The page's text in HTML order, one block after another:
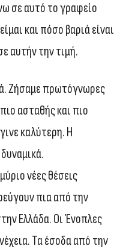
σε αυτό το γραφείο
και πόσο βαριά είναι
αυτήν την τιμή.
Ζήσαμε πρωτόγνωρες
ασταθής και πιο
καλύτερη. Η
νέες θέσεις
πια από την
Ελλάδα. Οι Ένοπλες
Τα έσοδα από την